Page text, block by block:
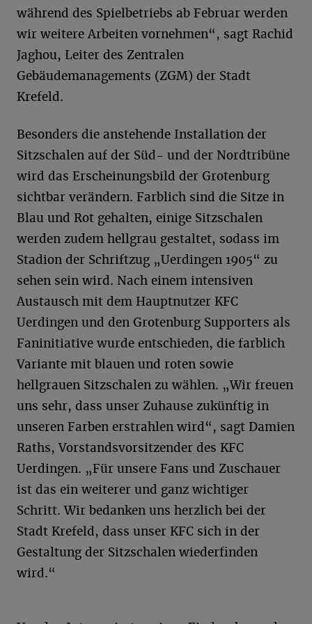
während des Spielbetriebs ab Februar werden
wir weitere Arbeiten vornehmen“, sagt Rachid
Jaghou, Leiter des Zentralen
Gebäudemanagements (ZGM) der Stadt
Krefeld.
Besonders die anstehende Installation der
Sitzschalen auf der Süd- und der Nordtribüne
wird das Erscheinungsbild der Grotenburg
sichtbar verändern. Farblich sind die Sitze in
Blau und Rot gehalten, einige Sitzschalen
werden zudem hellgrau gestaltet, sodass im
Stadion der Schriftzug „Uerdingen 1905“ zu
sehen sein wird. Nach einem intensiven
Austausch mit dem Hauptnutzer KFC
Uerdingen und den Grotenburg Supporters als
Faninitiative wurde entschieden, die farblich
Variante mit blauen und roten sowie
hellgrauen Sitzschalen zu wählen. „Wir freuen
uns sehr, dass unser Zuhause zukünftig in
unseren Farben erstrahlen wird“, sagt Damien
Raths, Vorstandsvorsitzender des KFC
Uerdingen. „Für unsere Fans und Zuschauer
ist das ein weiterer und ganz wichtiger
Schritt. Wir bedanken uns herzlich bei der
Stadt Krefeld, dass unser KFC sich in der
Gestaltung der Sitzschalen wiederfinden
wird.“